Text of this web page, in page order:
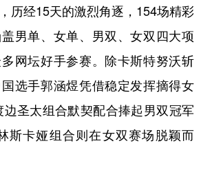
经15天的激烈角逐，154场精彩
男单、女单、男双、女双四大项
网坛好手参赛。除卡斯特努沃斩
选手郭涵煜凭借稳定发挥摘得女
圣太组合默契配合捧起男双冠军
斯卡娅组合则在女双赛场脱颖而